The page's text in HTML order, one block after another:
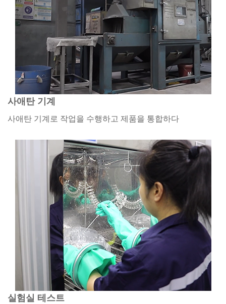
사애탄 기계
사애탄 기계로 작업을 수행하고 제품을 통합하다
실험실 테스트